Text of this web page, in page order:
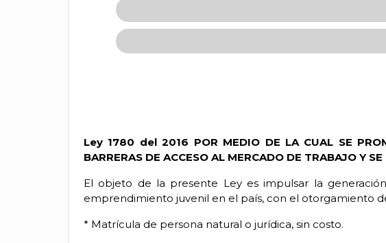
Ley 1780 del 2016 POR MEDIO DE LA CUAL SE
BARRERAS DE ACCESO AL MERCADO DE TRABAJO Y
El objeto de la presente Ley es impulsar la
emprendimiento juvenil en el país, con el otorgamiento
* Matrícula de persona natural o jurídica, sin costo.